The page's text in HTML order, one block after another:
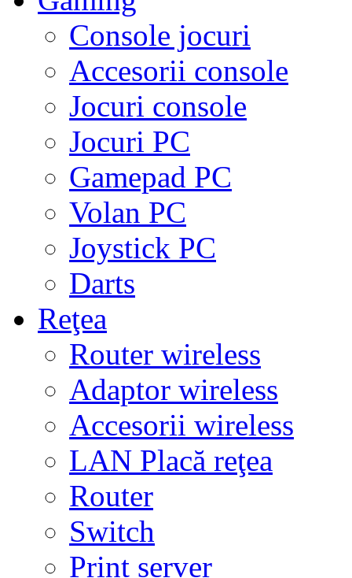
Console jocuri
Accesorii console
Jocuri console
Jocuri PC
Gamepad PC
Volan PC
Joystick PC
Darts
Reţea
Router wireless
Adaptor wireless
Accesorii wireless
LAN Placă reţea
Router
Switch
Print server